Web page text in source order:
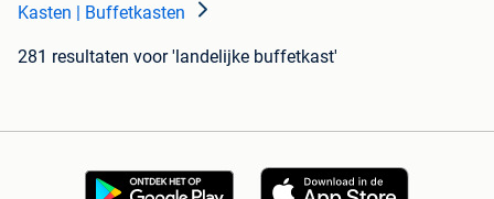
Kasten | Buffetkasten
281 resultaten voor 'landelijke buffetkast'